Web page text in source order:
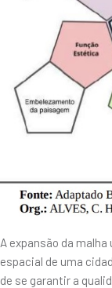
A expansão da
espacial de uma
de se garantir a